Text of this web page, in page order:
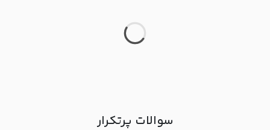
سوالات پرتکرار